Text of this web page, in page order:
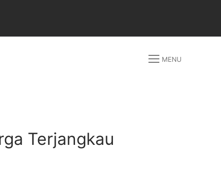
MENU
Terjangkau